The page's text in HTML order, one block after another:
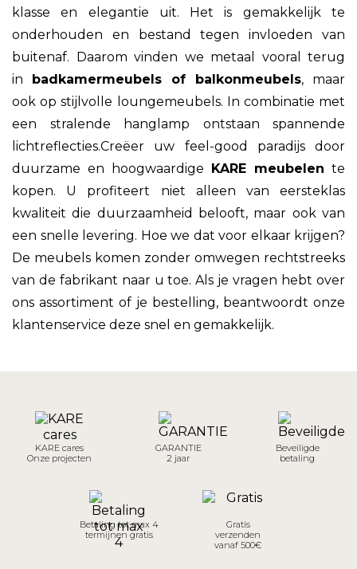
klasse en elegantie uit. Het is gemakkelijk te
onderhouden en bestand tegen invloeden van
buitenaf. Daarom vinden we metaal vooral terug
in badkamermeubels of balkonmeubels, maar
ook op stijlvolle loungemeubels. In combinatie met
een stralende hanglamp ontstaan spannende
lichtreflecties.Creëer uw feel-good paradijs door
duurzame en hoogwaardige KARE meubelen te
kopen. U profiteert niet alleen van eersteklas
kwaliteit die duurzaamheid belooft, maar ook van
een snelle levering. Hoe we dat voor elkaar krijgen?
De meubels komen zonder omwegen rechtstreeks
van de fabrikant naar u toe. Als je vragen hebt over
ons assortiment of je bestelling, beantwoordt onze
klantenservice deze snel en gemakkelijk.
KARE cares
Onze projecten
GARANTIE
2 jaar
Beveiligde
betaling
Betaling tot max 4
termijnen gratis
Gratis
verzenden
vanaf 500€